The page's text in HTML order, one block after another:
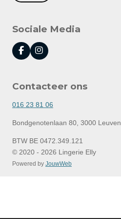
Sociale Media
F
a
b
o
k
I
n
a
r
a
Contacteer ons
016 23 81 06
Bondgenotenlaan 80, 3000 Leuven
BTW BE 0472.349.121
© 2020 - 2026 Lingerie Elly
Powered by JouwWeb